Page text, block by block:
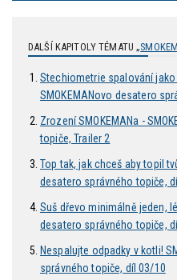
DALŠÍ KAPITOLY TÉMATU „
Stechiometrie spalování
SMOKEMANovo desatero
Zrození SMOKEMANa -
topiče, Trailer 2
Top tak, jak chceš aby topil
desatero správného topiče,
Suš dřevo minimálně jeden,
desatero správného topiče,
Nespalujte odpadky v kotli!
správného topiče, díl 03/10